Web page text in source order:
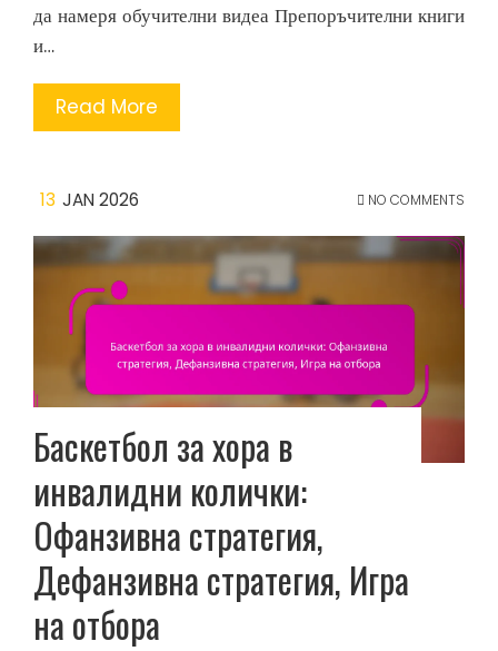
да намеря обучителни видеа Препоръчителни книги
и…
Read More
13 JAN 2026 NO COMMENTS
Баскетбол за хора в
инвалидни колички:
Офанзивна стратегия,
Дефанзивна стратегия, Игра
на отбора